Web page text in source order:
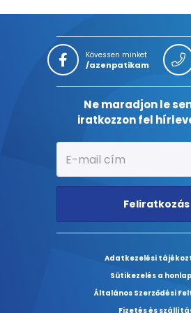
Kövessen minket
/azenpatikam
Ne maradjon le
iratkozzon fel
Feliratkozás
Adatkezelési
Sütikezelés a
Általános Szerződési
Fizetés és